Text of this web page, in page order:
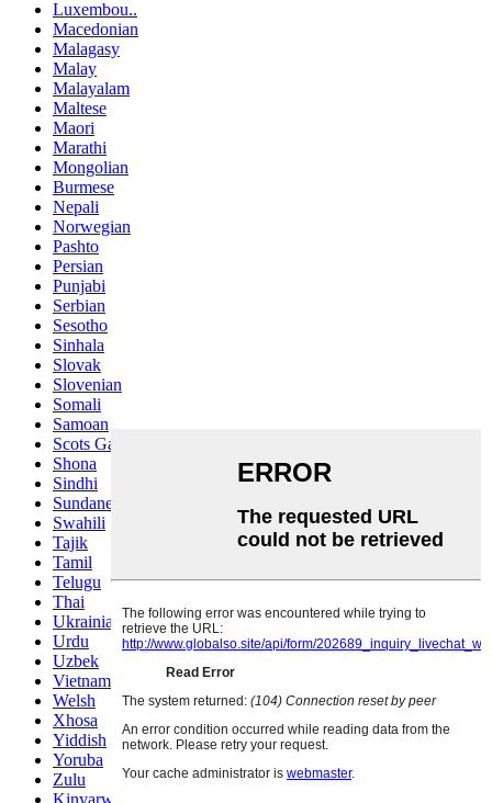
Luxembou..
Macedonian
Malagasy
Malay
Malayalam
Maltese
Maori
Marathi
Mongolian
Burmese
Nepali
Norwegian
Pashto
Persian
Punjabi
Serbian
Sesotho
Sinhala
Slovak
Slovenian
Somali
Samoan
Scots Gaelic
Shona
Sindhi
Sundanese
Swahili
Tajik
Tamil
Telugu
Thai
Ukrainian
Urdu
Uzbek
Vietnamese
Welsh
Xhosa
Yiddish
Yoruba
Zulu
Kinyarwanda